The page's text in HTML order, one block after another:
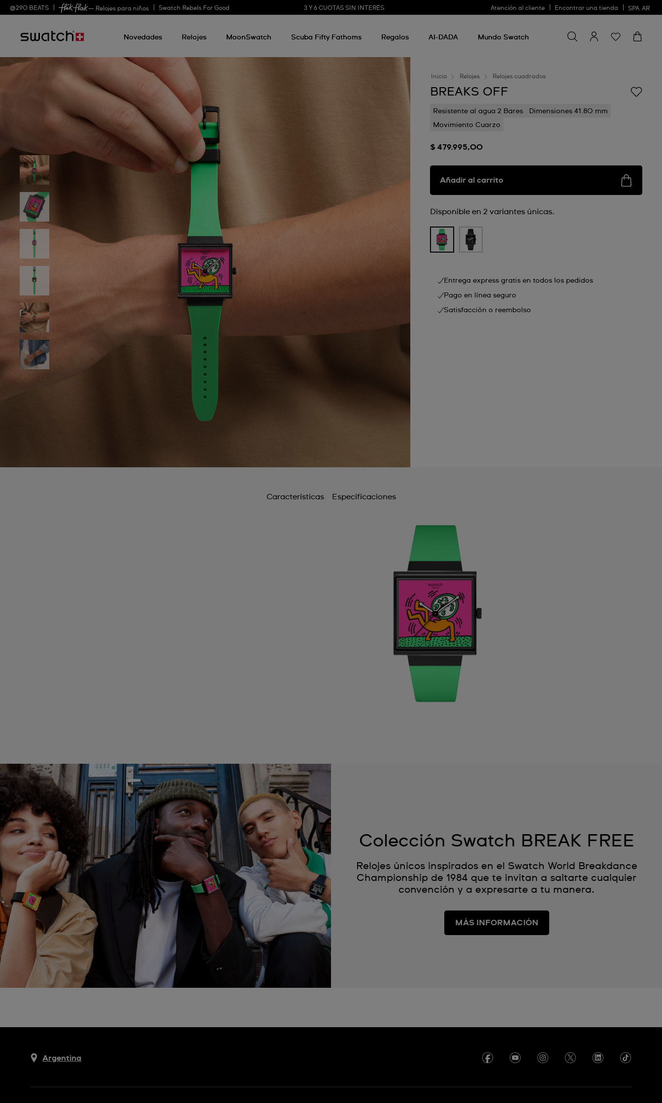
@290 BEATS — Relojes para niños Swatch Rebels For Good 3 Y 6 CUOTAS SIN INTERÉS Atención al cliente Encontrar una tienda SPA AR
Novedades Relojes MoonSwatch Scuba Fifty Fathoms Regalos AI-DADA Mundo Swatch
algo
Inicio Relojes Relojes cuadrados
BREAKS OFF
Resistente al agua 2 Bares
Dimensiones 41.80 mm
Movimiento Cuarzo
$ 479.995,00
Añadir al carrito
Disponible en 2 variantes únicas.
Entrega express gratis en todos los pedidos
Pago en línea seguro
Satisfacción o reembolso
Características Especificaciones
Colección Swatch BREAK FREE
Relojes únicos inspirados en el Swatch World Breakdance
Championship de 1984 que te invitan a saltarte cualquier
convención y a expresarte a tu manera.
MÁS INFORMACIÓN
Argentina